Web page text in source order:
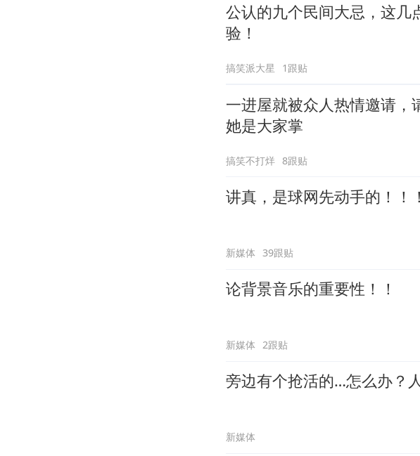
公认的九个民间大忌，这几
验！
搞笑派大星 1跟贴
一进屋就被众人热情邀请，
她是大家掌
搞笑不打烊 8跟贴
讲真，是球网先动手的！！！
新媒体 39跟贴
论背景音乐的重要性！！
新媒体 2跟贴
旁边有个抢活的…怎么办？
新媒体